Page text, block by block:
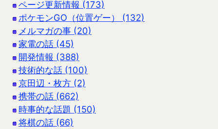
ページ更新情報 (173)
ポケモンGO（位置ゲー） (132)
メルマガの事 (20)
家電の話 (45)
開発情報 (388)
技術的な話 (100)
京田辺・枚方 (2)
携帯の話 (662)
時事的な話題 (150)
将棋の話 (66)